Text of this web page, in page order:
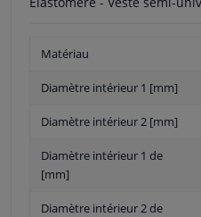
Matériau
Diamètre intérieur 1 [mm]
Diamètre intérieur 2 [mm]
Diamètre intérieur 1 de
[mm]
Diamètre intérieur 2 de